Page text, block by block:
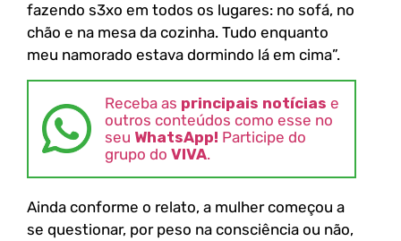
fazendo s3xo em todos os lugares: no sofá, no
chão e na mesa da cozinha. Tudo enquanto
meu namorado estava dormindo lá em cima”.
Receba as principais notícias e
outros conteúdos como esse no
seu WhatsApp! Participe do
grupo do VIVA.
Ainda conforme o relato, a mulher começou a
se questionar, por peso na consciência ou não,